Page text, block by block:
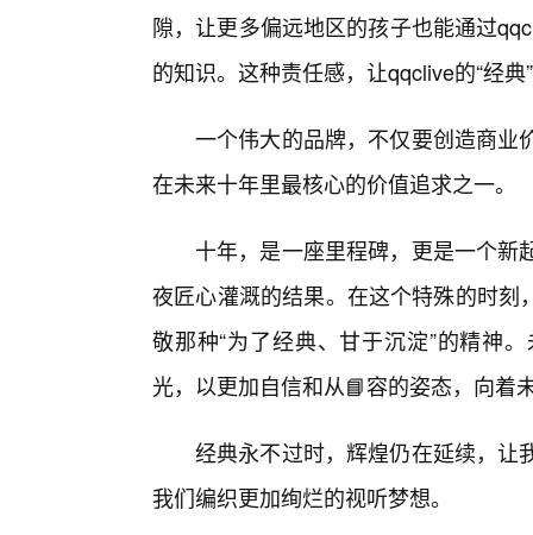
隙，让更多偏远地区的孩子也能通过
的知识。这种责任感，让qqclive的“经
一个伟大的品牌，不仅要创造商业
在未来十年里最核心的价值追求之一。
十年，是一座里程碑，更是一个新
夜匠心灌溉的结果。在这个特殊的时
敬那种“为了经典、甘于沉淀”的精神
光，以更加自信和从📘容的姿态，向着
经典永不过时，辉煌仍在延续，让
我们编织更加绚烂的视听梦想。